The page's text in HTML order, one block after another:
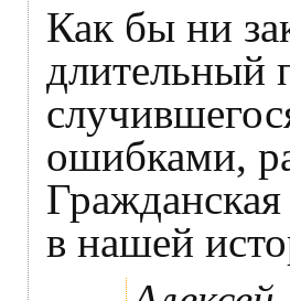
Как бы ни
длительный
ошибками,
в нашей